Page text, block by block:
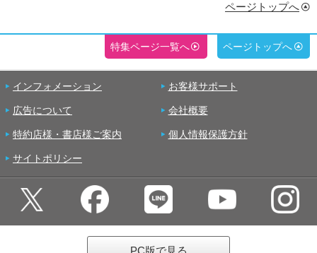
ページトップへ
特集ページ一覧へ ページトップへ
インフォメーション お客様サポート
広告について 会社概要
特約店様・書店様ご案内 個人情報保護方針
サイトポリシー
PC版で見る